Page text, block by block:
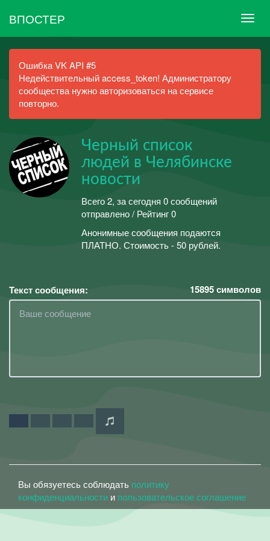
ВПОСТЕР
Ошибка VK API #5
Недействительный access_token! Администратору
сообщества нужно авторизоваться на сервисе
повторно.
Черный список
людей в Челябинске
новости
Всего 2, за сегодня 0 сообщений
отправлено / Рейтинг 0
Анонимные сообщения подаются
ПЛАТНО. Стоимость - 50 рублей.
Текст сообщения: 15895символов
Вы обязуетесь соблюдать политику
конфиденциальности и пользовательское соглашение